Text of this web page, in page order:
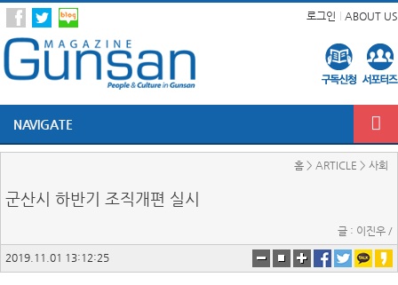
로그인 ABOUT US
NAVIGATE
홈 > ARTICLE > 사회
군산시 하반기 조직개편 실시
글 : 이진우 /
2019.11.01 13:12:25